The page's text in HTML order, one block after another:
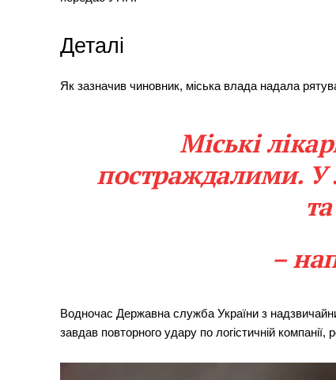
Деталі
Як зазначив чиновник, міська влада надала
Міські
постраждалими. У
–
Водночас Державна служба України з
завдав повторного удару по логістичній компанії,